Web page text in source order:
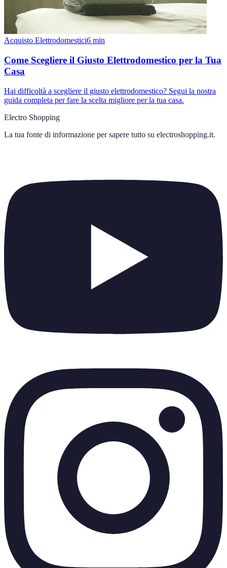
Acquisto Elettrodomestici6 min
Come Scegliere il Giusto Elettrodomestico per la Tua
Casa
Hai difficoltà a scegliere il giusto elettrodomestico? Segui la nostra
guida completa per fare la scelta migliore per la tua casa.
Electro Shopping
La tua fonte di informazione per sapere tutto su electroshopping.it.